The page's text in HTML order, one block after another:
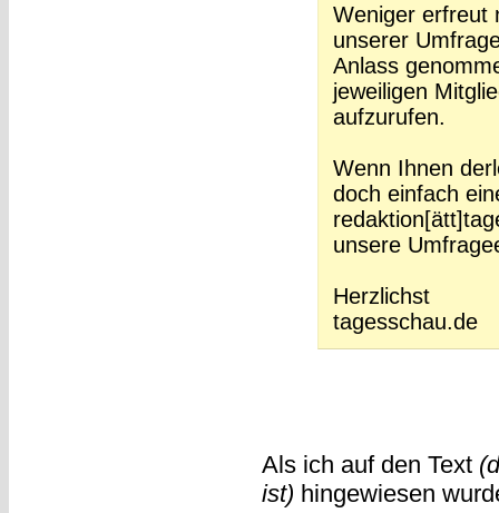
Weniger erfreut
unserer
Anlass
jeweiligen
aufzurufen.
Wenn Ihnen
doch einfach
unsere
Herzlichst
tagesschau.de
Als ich auf den Text
ist) hingewiesen